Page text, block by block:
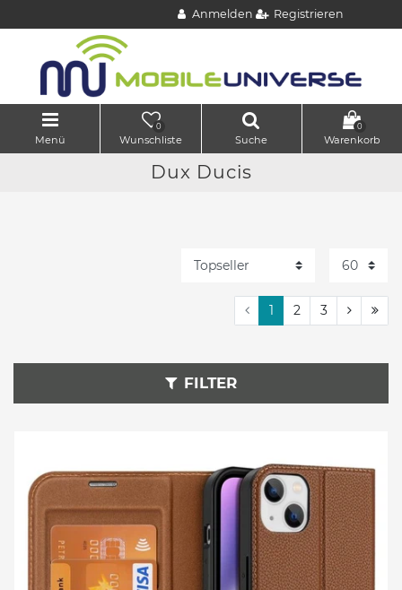
Anmelden Registrieren
Menü
0
Wunschliste Suche
0
Warenkorb
Dux Ducis
1 2 3
FILTER